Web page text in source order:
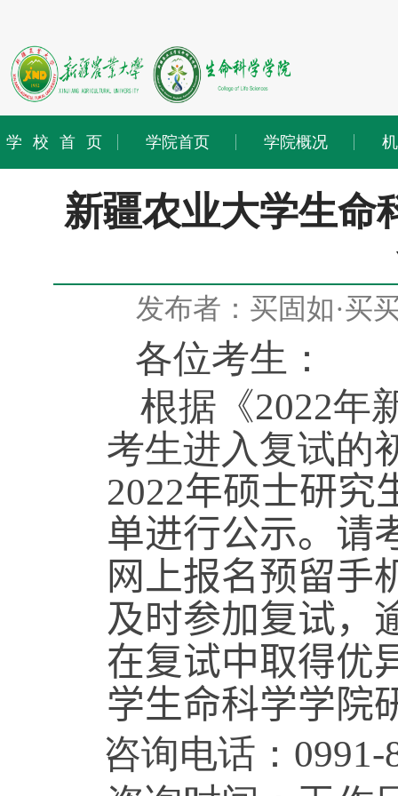
学校首页 学院首页 学院概况
新疆农业大学生命
发布者：买固如·买
各位考生：
根据《2022年
考生进入复试的
2022年硕士研究
单进行公示。请
网上报名预留手
及时参加复试，
在复试中取得优
学生命科学学院
咨询电话： 0991-